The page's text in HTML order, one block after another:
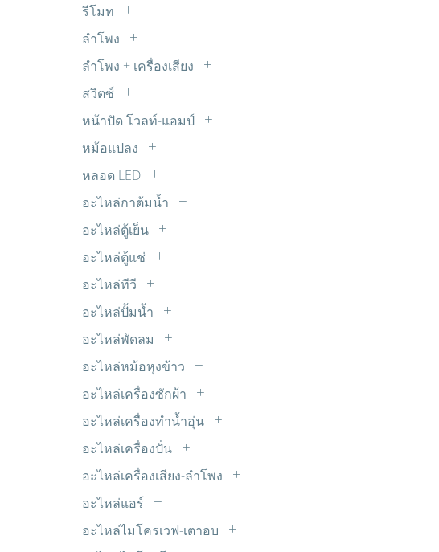
วงจรบันทึกเสียง
วงจรเสียงต่างๆ จากไอซี OTP
วิทยุรับ-ส่ง FM ไมค์ลอย จูนเนอร์
แหล่งจ่ายไฟ
ไฟกระพริบ ไฟเกมส์
RCA
RCA ติดแท่น
ตัวแปลง
สเปคคอน
แจ๊ค TR
รีเลย์ 14V DC
รีเลย์ 18V DC
รีเลย์ 220V AC
รีเลย์ 24V DC
รีเลย์ 6V DC
รีเลย์ 9V DC
รีโมท
รีโมทจานดาวเทียม
รีโมทพัดลม
รีโมทเครื่องเสียง
รีโมทแอร์
ลำโพง
Buzzer บัซเซอร์
ลำโพงเสียงแหลม ทวิตเตอร์ TW
ลำโพง + เครื่องเสียง
สวิตซ์
สวิตซ์กด
สวิตซ์โยก
สวิตซ์ใช้กับสว่าน
ไมโครสวิตซ์
หน้าปัด โวลท์-แอมป์
หน้าปัด AC
หม้อแปลง
หม้อแปลงขดลวด Transformer
อะแด๊ปเตอร์
อินเวอร์เตอร์ INVERTER
หลอด LED
LED 5mm.
อะไหล่กาต้มน้ำ
ฮีทเตอร์กาต้มน้ำ
อะไหล่ตู้เย็น
Timer ตู้เย็น
ขอบยางตู้เย็น
ดีฟรอสใบเมทัล
ฟิลเตอร์-ดรายเออร์
มอเตอร์ตู้เย็น
วาวล์ศร
สวิตซ์ประตูตู้เย็น
ฮีตเตอร์หลอดแก้ว
เซ็นเซอร์ตู้เย็น
เทอร์โมสตัด
แผงระบายความร้อน
อะไหล่ตู้แช่
มอเตอร์พัดลมตู้แช่
อะไหล่ทีวี
ซ๊อกเก็ต TV
ซัพพลาย HAIER
ซัพพลาย JVC
ซัพพลาย LG
ซัพพลาย Panasonic
ซัพพลาย Philips
ซัพพลาย SAMSUNG
ซัพพลาย SHARP
ซัพพลาย SINGER
อะไหล่ปั้มน้ำ
เพรสเชอร์สวิตซ์ปั้มน้ำ
อะไหล่พัดลม
C. พัดลม
มอเตอร์ส่ายรอบช้า
สวิทซ์พัดลม
สเตเตอร์ มอเตอร์พัดลม
เทอร์โมฟิวส์พัดลม
เฟืองต่างๆ
อะไหล่หม้อหุงข้าว
แผ่นอุ่นหม้อหุงข้าว
อะไหล่เครื่องซักผ้า
ขาเหล็กยึดถังซัก
จุกยางปิดท่อน้ำทิ้ง
ชุดหยอดเหรียญ
ซีลยาง
ถุงกรองเศษ
อะไหล่เครื่องทำน้ำอุ่น
VR เครื่องทำน้ำอุ่น
อะไหล่เครื่องปั่น
ยางรองโถเครื่องปั่น
เฟืองเครื่องปั่น
แปลงถ่านเครื่องปั่น
อะไหล่เครื่องเสียง-ลำโพง
ตะแกรงปิดหน้าลำโพง
อะไหล่แอร์
C. แอร์
อะไหล่ไมโครเวฟ-เตาอบ
หัวแม็คนีตรอน